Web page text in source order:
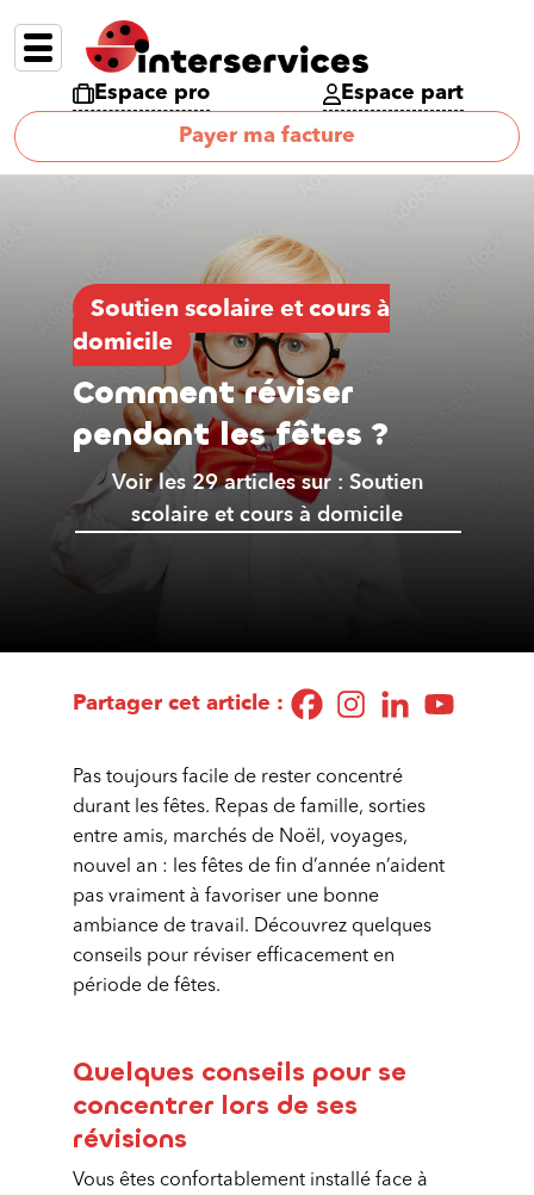
Espace pro
Espace part
Payer ma facture
Soutien scolaire et cours à
domicile
Comment réviser
pendant les fêtes ?
Voir les 29 articles sur : Soutien
scolaire et cours à domicile
Partager cet article :
Pas toujours facile de rester concentré
durant les fêtes. Repas de famille, sorties
entre amis, marchés de Noël, voyages,
nouvel an : les fêtes de fin d’année n’aident
pas vraiment à favoriser une bonne
ambiance de travail. Découvrez quelques
conseils pour réviser efficacement en
période de fêtes.
Quelques conseils pour se
concentrer lors de ses
révisions
Vous êtes confortablement installé face à